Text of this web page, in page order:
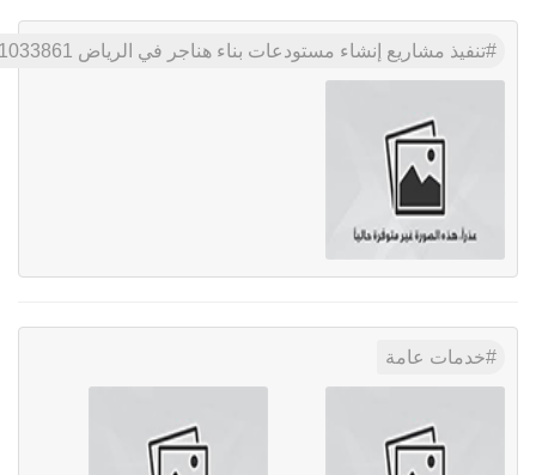
تنفيذ مشاريع إنشاء مستودعات بناء هناجر في الرياض 0551033861
خدمات عامة